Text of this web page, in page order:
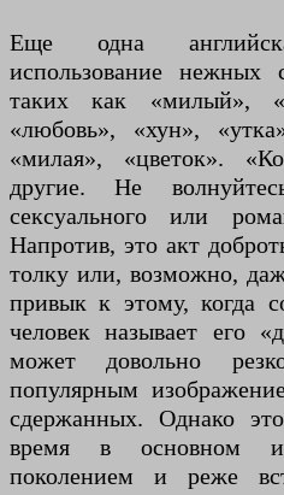
Еще одна
использование нежных
таких как «милый»,
«любовь», «хун»,
«милая», «цветок».
другие. Не
сексуального или
Напротив, это акт
толку или, возможно,
привык к этому, когда
человек называет его
может довольно
популярным
сдержанных. Однако
время в основном
поколением и реже